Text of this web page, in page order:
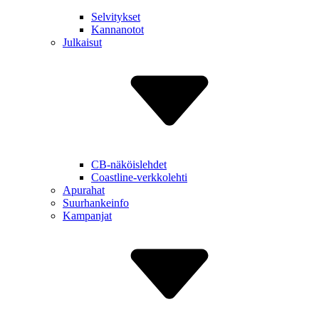
Selvitykset
Kannanotot
Julkaisut
CB-näköislehdet
Coastline-verkkolehti
Apurahat
Suurhankeinfo
Kampanjat